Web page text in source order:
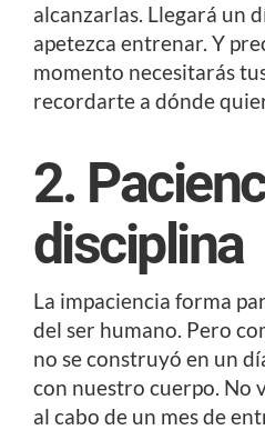
alcanzarlas. Llegará un
apetezca entrenar. Y
momento necesitarás
recordarte a dónde
2.
disciplina
La impaciencia forma
del ser humano. Pero
no se construyó en un
con nuestro cuerpo. No
al cabo de un mes de